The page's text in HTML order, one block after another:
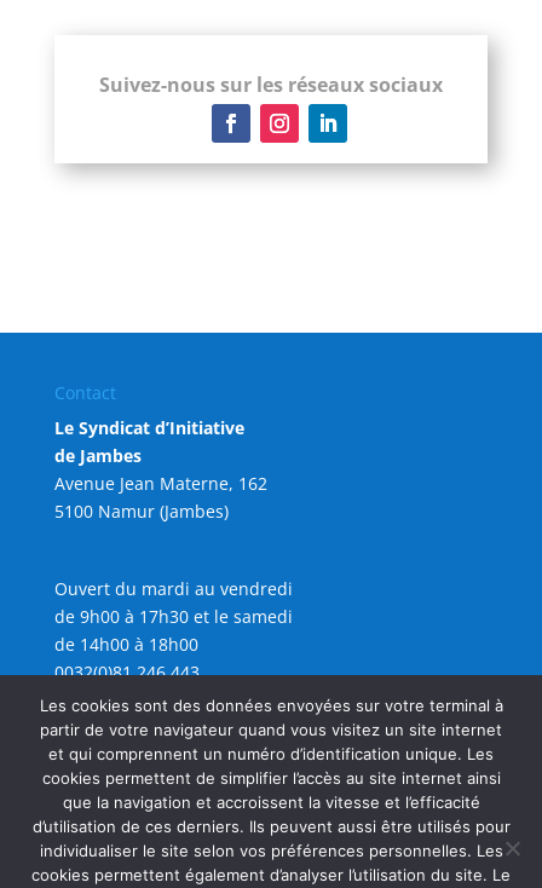
Suivez-nous sur les réseaux sociaux
Contact
Le Syndicat d’Initiative
de Jambes
Avenue Jean Materne, 162
5100 Namur (Jambes)
Ouvert du mardi au vendredi
de 9h00 à 17h30 et le samedi
de 14h00 à 18h00
0032(0)81 246 443
info@sijambes.be
Les cookies sont des données envoyées sur votre terminal à
partir de votre navigateur quand vous visitez un site internet
et qui comprennent un numéro d’identification unique. Les
cookies permettent de simplifier l’accès au site internet ainsi
que la navigation et accroissent la vitesse et l’efficacité
d’utilisation de ces derniers. Ils peuvent aussi être utilisés pour
individualiser le site selon vos préférences personnelles. Les
cookies permettent également d’analyser l’utilisation du site. Le